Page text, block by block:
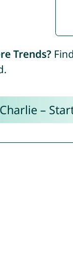
Trends?
–